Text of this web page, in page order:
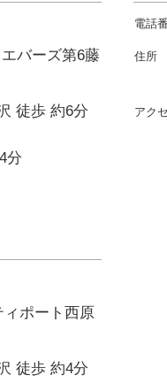
バーズ第6藤
徒歩 約6分
分
ィポート西原
徒歩 約4分